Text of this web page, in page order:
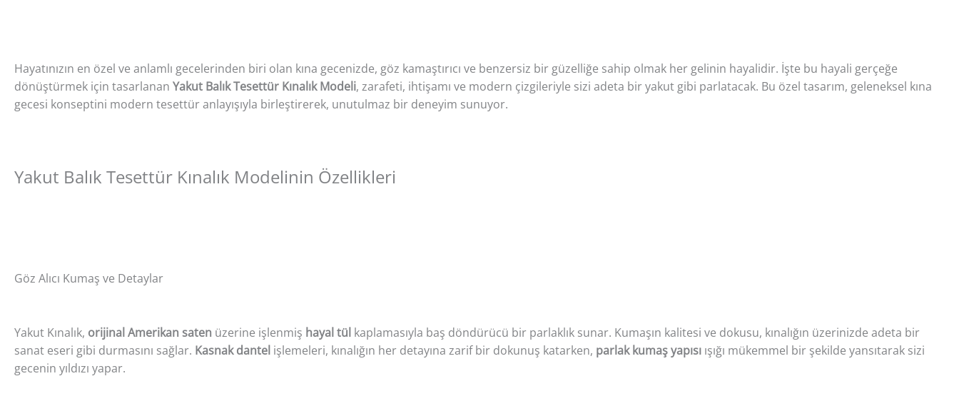
Hayatınızın en özel ve anlamlı gecelerinden biri olan kına gecenizde, göz kamaştırıcı ve benzersiz bir güzelliğe sahip olmak her gelinin hayalidir. İşte bu hayali gerçeğe
dönüştürmek için tasarlanan Yakut Balık Tesettür Kınalık Modeli, zarafeti, ihtişamı ve modern çizgileriyle sizi adeta bir yakut gibi parlatacak. Bu özel tasarım, geleneksel kına
gecesi konseptini modern tesettür anlayışıyla birleştirerek, unutulmaz bir deneyim sunuyor.
Yakut Balık Tesettür Kınalık Modelinin Özellikleri
Göz Alıcı Kumaş ve Detaylar
Yakut Kınalık, orijinal Amerikan saten üzerine işlenmiş hayal tül kaplamasıyla baş döndürücü bir parlaklık sunar. Kumaşın kalitesi ve dokusu, kınalığın üzerinizde adeta bir
sanat eseri gibi durmasını sağlar. Kasnak dantel işlemeleri, kınalığın her detayına zarif bir dokunuş katarken, parlak kumaş yapısı ışığı mükemmel bir şekilde yansıtarak sizi
gecenin yıldızı yapar.